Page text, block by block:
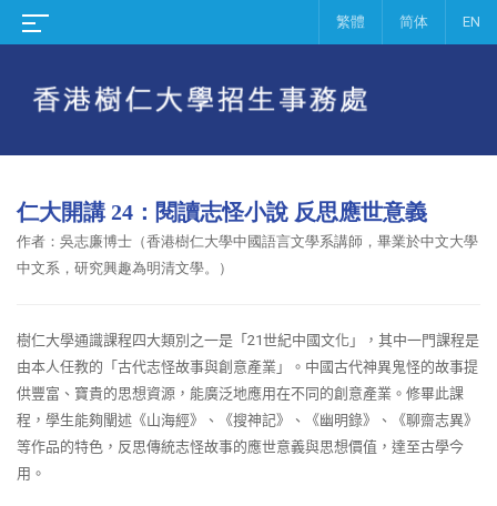
繁體 简体 EN
仁大開講 24：閱讀志怪小說 反思應世意義
作者： 吳志廉博士（香港樹仁大學中國語言文學系講師，畢業於中文大學
中文系，研究興趣為明清文學。）
樹仁大學通識課程四大類別之一是「 21世紀中國文化」，其中一門課程是
由本人任教的「古代志怪故事與創意產業」。中國古代神異鬼怪的故事提
供豐富、寶貴的思想資源，能廣泛地應用在不同的創意產業。修畢此課
程，學生能夠闡述《山海經》、《搜神記》、《幽明錄》、《聊齋志異》
等作品的特色，反思傳統志怪故事的應世意義與思想價值，達至古學今
用。